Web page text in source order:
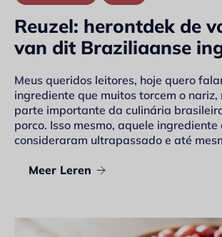
Reuzel: herontdek de
van dit Braziliaanse
Meus queridos leitores, hoje quero
ingrediente que muitos torcem o nariz,
parte importante da culinária
porco. Isso mesmo, aquele ingrediente
consideraram ultrapassado e até
Meer Leren